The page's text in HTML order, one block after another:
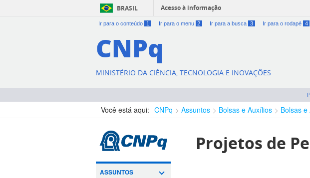
BRASIL Acesso à informação
Ir para o conteúdo 1 Ir para o menu 2 Ir para a busca 3 Ir para o rodapé 4
CNPq
MINISTÉRIO DA CIÊNCIA, TECNOLOGIA E INOVAÇÕES
Você está aqui: CNPq Assuntos Bolsas e Auxílios Bolsas
ASSUNTOS
Projetos de